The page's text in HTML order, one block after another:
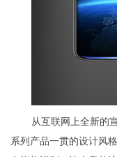
从互联网上全新的
系列产品一贯的设计风